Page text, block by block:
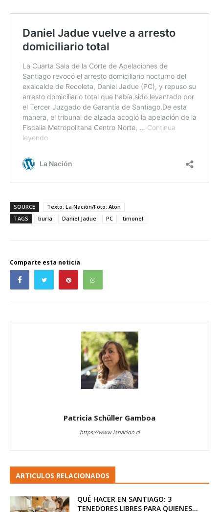
SOURCE
Texto: La Nación/Foto: Aton
TAGS
burla Daniel Jadue PC timonel
Comparte esta noticia
Patricia Schüller Gamboa
https://www.lanacion.cl
ARTICULOS RELACIONADOS
QUÉ HACER EN SANTIAGO: 3
TENEDORES LIBRES PARA QUIENES...